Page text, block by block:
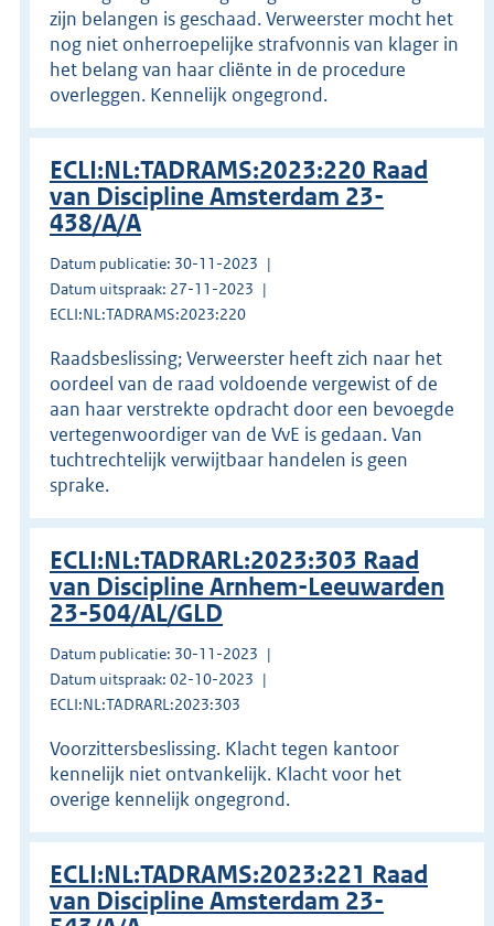
zijn belangen is geschaad. Verweerster mocht het
nog niet onherroepelijke strafvonnis van klager in
het belang van haar cliënte in de procedure
overleggen. Kennelijk ongegrond.
ECLI:NL:TADRAMS:2023:220 Raad
van Discipline Amsterdam 23-
438/A/A
Datum publicatie: 30-11-2023
Datum uitspraak: 27-11-2023
ECLI:NL:TADRAMS:2023:220
Raadsbeslissing; Verweerster heeft zich naar het
oordeel van de raad voldoende vergewist of de
aan haar verstrekte opdracht door een bevoegde
vertegenwoordiger van de VvE is gedaan. Van
tuchtrechtelijk verwijtbaar handelen is geen
sprake.
ECLI:NL:TADRARL:2023:303 Raad
van Discipline Arnhem-Leeuwarden
23-504/AL/GLD
Datum publicatie: 30-11-2023
Datum uitspraak: 02-10-2023
ECLI:NL:TADRARL:2023:303
Voorzittersbeslissing. Klacht tegen kantoor
kennelijk niet ontvankelijk. Klacht voor het
overige kennelijk ongegrond.
ECLI:NL:TADRAMS:2023:221 Raad
van Discipline Amsterdam 23-